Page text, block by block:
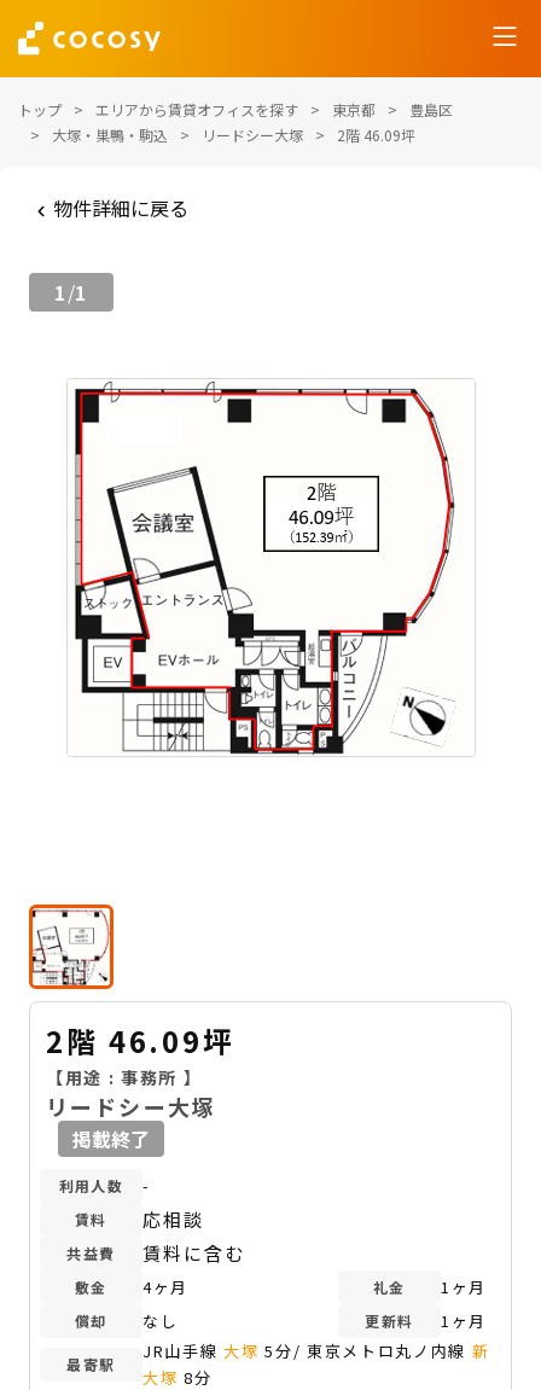
トップ エリアから賃貸オフィスを探す 東京都
豊島区
大塚・巣鴨・駒込
リードシー大塚 2階 46.09坪
物件詳細に戻る
1/1
2階 46.09坪
【用途 :事務所 】
リードシー大塚
掲載終了
利用人数 -
賃料 応相談
共益費 賃料に含む
敷金 4ヶ月 礼金 1ヶ月
償却 なし 更新料 1ヶ月
最寄駅
JR山手線大塚 5分/ 東京メトロ丸ノ内線 新
大塚 8分